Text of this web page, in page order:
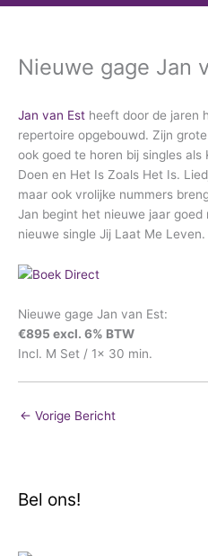
Nieuwe gage Jan
Jan van Est heeft door de jaren
repertoire opgebouwd. Zijn
ook goed te horen bij singles als
Doen en Het Is Zoals Het Is.
maar ook vrolijke nummers
Jan begint het nieuwe jaar goed
nieuwe single Jij Laat Me Leven.
Nieuwe gage Jan van Est:
€895 excl. 6% BTW
Incl. M Set / 1x 30 min.
← Vorige Bericht
Bel ons!